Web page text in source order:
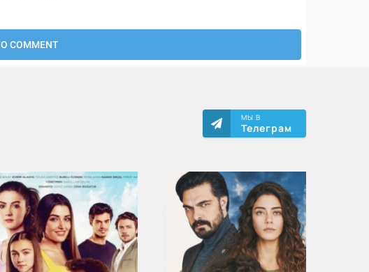
МЫ В
Телеграм